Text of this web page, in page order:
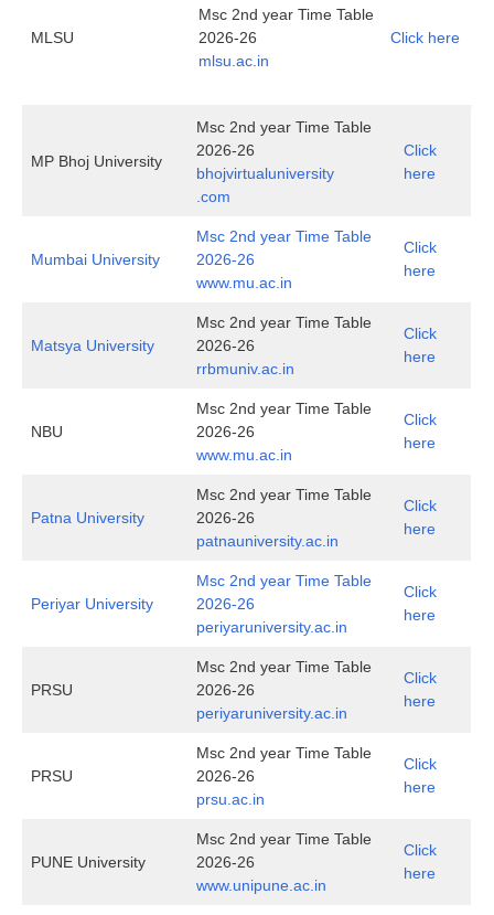
MLSU
Msc 2nd year Time Table
2026-26
mlsu.ac.in
Click here
MP Bhoj University
Msc 2nd year Time Table
2026-26
bhojvirtualuniversity
.com
Click
here
Mumbai University
Msc 2nd year Time Table
2026-26
www.mu.ac.in
Click
here
Matsya University
Msc 2nd year Time Table
2026-26
rrbmuniv.ac.in
Click
here
NBU
Msc 2nd year Time Table
2026-26
www.mu.ac.in
Click
here
Patna University
Msc 2nd year Time Table
2026-26
patnauniversity.ac.in
Click
here
Periyar University
Msc 2nd year Time Table
2026-26
periyaruniversity.ac.in
Click
here
PRSU
Msc 2nd year Time Table
2026-26
periyaruniversity.ac.in
Click
here
PRSU
Msc 2nd year Time Table
2026-26
prsu.ac.in
Click
here
PUNE University
Msc 2nd year Time Table
2026-26
www.unipune.ac.in
Click
here